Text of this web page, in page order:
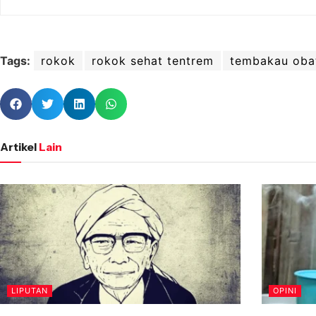
Tags: rokok rokok sehat tentrem tembakau
Artikel Lain
LIPUTAN OPINI